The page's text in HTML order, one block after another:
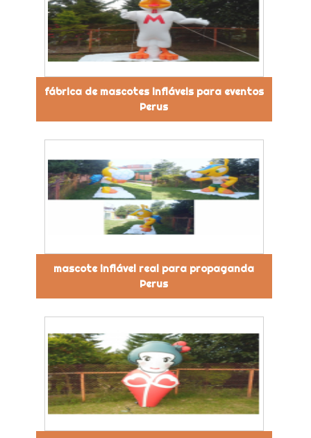
fábrica de mascotes infláveis para eventos
Perus
mascote inflável real para propaganda
Perus